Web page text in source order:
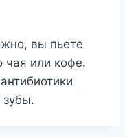
вы пьете
чая или кофе.
зубы.